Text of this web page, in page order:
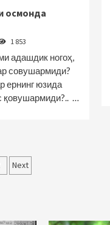
осмонда
1 853
адашдик ногоҳ,
совушармиди?
ернинг юзида
…
Next